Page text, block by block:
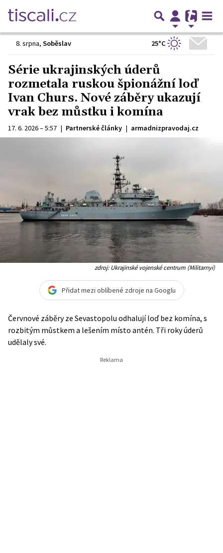
8. srpna, Soběslav 25°C
Série ukrajinských úderů
rozmetala ruskou špionážní loď
Ivan Churs. Nové záběry ukazují
vrak bez můstku i komína
17. 6. 2026 – 5:57 | Partnerské články | armadnizpravodaj.cz
zdroj: Ukrajinské vojenské centrum (Militarnyi)
Přidat mezi oblíbené zdroje na Googlu
Červnové záběry ze Sevastopolu odhalují loď bez komína, s
rozbitým můstkem a lešením místo antén. Tři roky úderů
udělaly své.